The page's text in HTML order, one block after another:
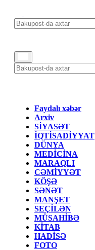
Faydalı xəbər
Arxiv
SİYASƏT
İQTİSADİYYAT
DÜNYA
MEDİCİNA
MARAQLI
CƏMİYYƏT
KÖŞƏ
SƏNƏT
MANŞET
SEÇİLƏN
MÜSAHİBƏ
KİTAB
HADİSƏ
FOTO